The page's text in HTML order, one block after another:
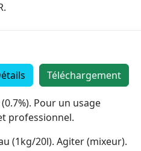
Téléchargement
Pour un usage
professionnel.
(1kg/20l). Agiter (mixeur).